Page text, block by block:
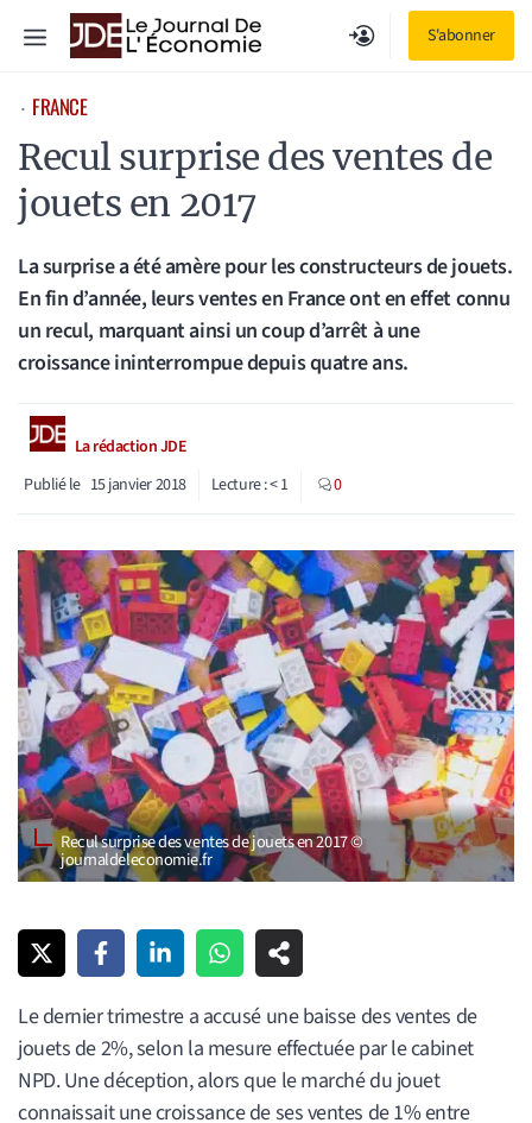
S'abonner
Menu
⋅ FRANCE
Recul surprise des ventes de
jouets en 2017
La surprise a été amère pour les constructeurs de jouets.
En fin d’année, leurs ventes en France ont en effet connu
un recul, marquant ainsi un coup d’arrêt à une
croissance ininterrompue depuis quatre ans.
La rédaction JDE
Publié le 15 janvier 2018 Lecture :< 1 0
Recul surprise des ventes de jouets en 2017 ©
journaldeleconomie.fr
Le dernier trimestre a accusé une baisse des ventes de
jouets de 2%, selon la mesure effectuée par le cabinet
NPD. Une déception, alors que le marché du jouet
connaissait une croissance de ses ventes de 1% entre